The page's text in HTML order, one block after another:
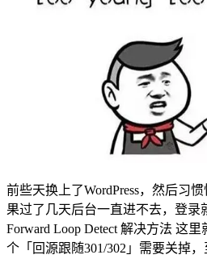
前些天换上了WordPress，然后习
果过了几天后台一直进不去，登录
Forward Loop Detect 解决方法 这
个「回源跟随301/302」需要关掉